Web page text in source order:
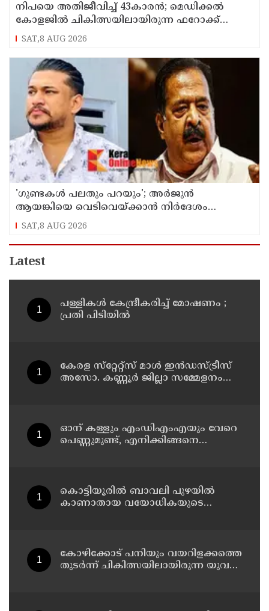
നിപയെ അതിജീവിച്ച് 43കാരന്‍; മെഡിക്കല്‍
കോളജില്‍ ചികിത്സയിലായിരുന്ന ഫറോക്ക്
സ്വദേശി വീട്ടിലേക്ക് മടങ്ങി
SAT,8 AUG 2026
'ഗുണ്ടകൾ പലതും പറയും'; അർജുൻ
ആയങ്കിയെ വെടിവെയ്ക്കാൻ നിർദേശം
നൽകിയിട്ടില്ലെന്ന് രമേശ് ചെന്നിത്തല
SAT,8 AUG 2026
Latest
പള്ളികള്‍ കേന്ദ്രീകരിച്ച് മോഷണം ;
പ്രതി പിടിയില്‍
കേരള സ്‌റ്റേറ്റ്സ് മാൾ ഇൻഡസ്ട്രീസ്
അസോ. കണ്ണൂർ ജില്ലാ സമ്മേളനം
ഓന് കള്ളും എംഡിഎംഎയും വേറെ
പെണ്ണുമുണ്ട്, എനിക്കിങ്ങനെ
വാട്സ്ആപ്പ്ചാറ്റ് പുറത്ത് വന്നു
കൊട്ടിയൂരിൽ ബാവലി പുഴയിൽ
കാണാതായ വയോധികയുടെ
കോഴിക്കോട് പനിയും വയറിളക്കത്തെ
തുടര്‍ന്ന് ചികിത്സയിലായിരുന്ന യുവതി